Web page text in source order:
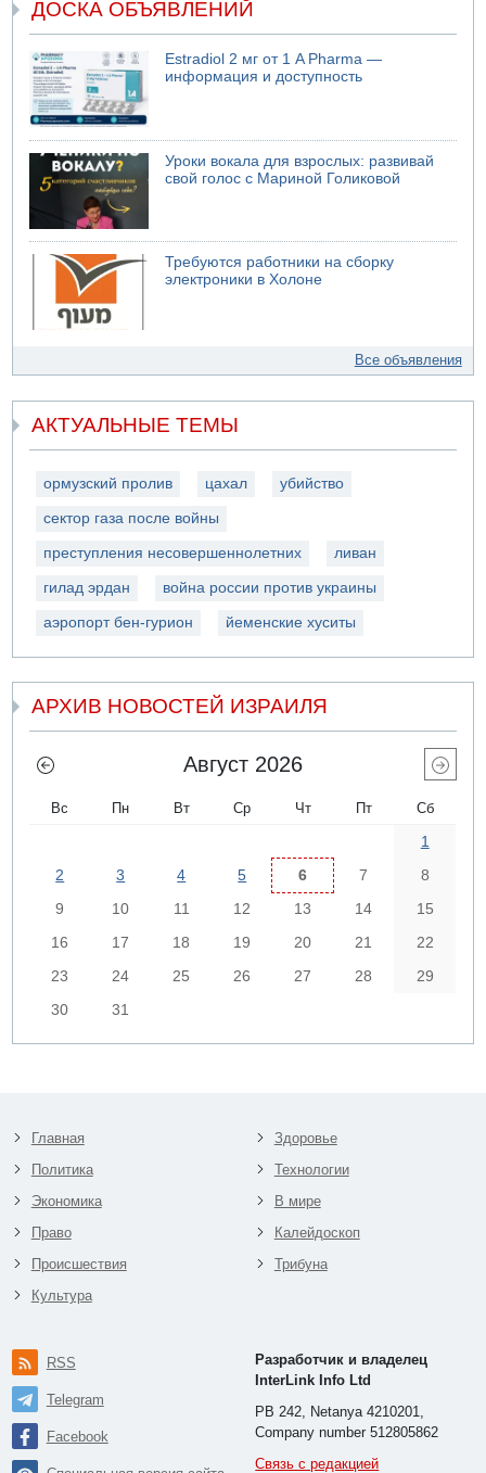
ДОСКА ОБЪЯВЛЕНИЙ
Estradiol 2 мг от 1 A Pharma —
информация и доступность
Уроки вокала для взрослых: развивай
свой голос с Мариной Голиковой
Требуются работники на сборку
электроники в Холоне
Все объявления
АКТУАЛЬНЫЕ ТЕМЫ
ормузский пролив цахал убийство
сектор газа после войны
преступления несовершеннолетних ливан
гилад эрдан война россии против украины
аэропорт бен-гурион йеменские хуситы
АРХИВ НОВОСТЕЙ ИЗРАИЛЯ
Август 2026
Вс Пн Вт Ср Чт Пт Сб
1
2
3 4 5 6 7
8
9
10 11 12 13 14
15
16
17 18 19 20 21
22
23
24 25 26 27 28
29
30
31
Главная
Политика
Экономика
Право
Происшествия
Культура
Здоровье
Технологии
В мире
Калейдоскоп
Трибуна
RSS
Telegram
Facebook
Разработчик и владелец
InterLink Info Ltd
PB 242, Netanya 4210201,
Company number 512805862
Связь с редакцией